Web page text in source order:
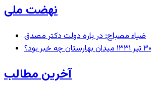
نهضت ملی
ضیاء مصباح: در باره دولت دکتر مصدق
آخرین مطالب